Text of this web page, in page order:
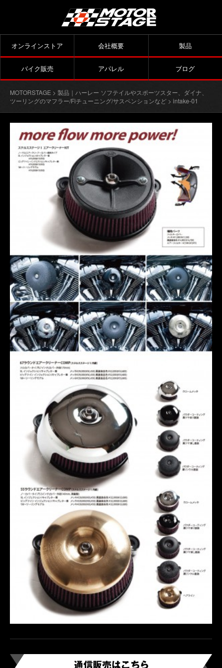
オンラインストア 会社概要 製品
バイク販売 アパレル ブログ
MOTORSTAGE > 製品｜ハーレー ソフテイルやスポーツスター、ダイナ、
ツーリングのマフラー/Fiチューニング/サスペンションなど > intake-01